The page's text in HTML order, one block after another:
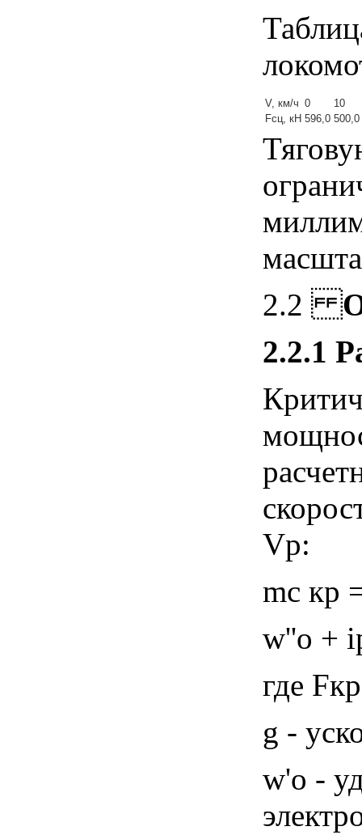
V, км/ч 0
10
Fсц, кН 596,0 500,0
2.2
2.2.1
Vр:
mс кр
w''o +
где
g -
w'o -